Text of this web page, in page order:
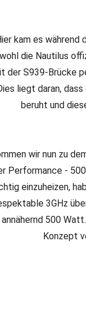
kam es während
die Nautilus
der S939-Brücke
liegt daran,
beruht und
wir nun zu
Performance -
einzuheizen,
3GHz
annähernd 500
Konzept